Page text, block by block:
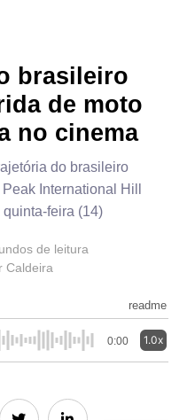
brasileiro
de moto
no cinema
do brasileiro
International Hill
feira (14)
de leitura
Caldeira
readme
0:00 1.0x